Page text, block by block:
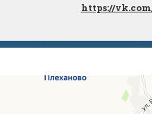
https://